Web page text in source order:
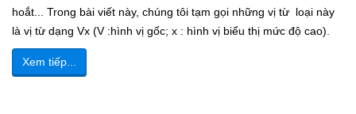
hoắt... Trong bài viết này, chúng tôi tạm gọi những vị từ loại này
là vị từ dạng Vx (V :hình vị gốc; x : hình vị biểu thị mức độ cao).
Xem tiếp...